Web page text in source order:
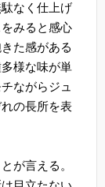
なく仕上げ
みると感心
た感がある
様な味が単
ながらジュ
の長所を表
が言える。